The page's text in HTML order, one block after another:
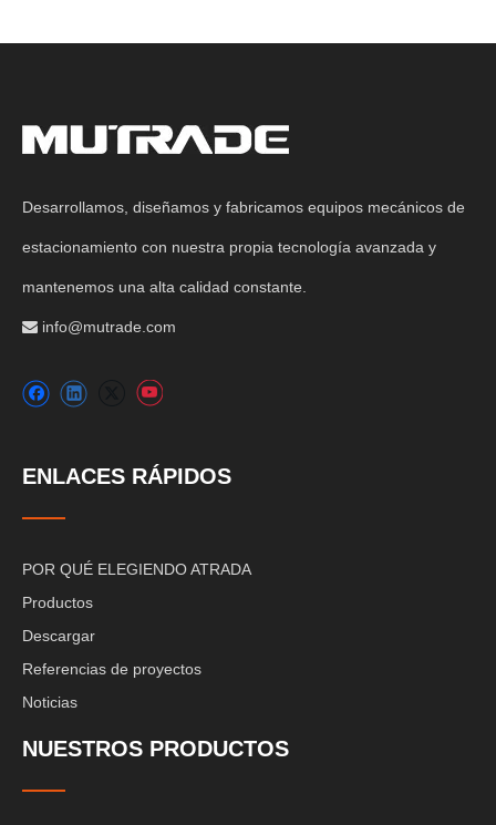
Desarrollamos, diseñamos y fabricamos equipos mecánicos de
estacionamiento con nuestra propia tecnología avanzada y
mantenemos una alta calidad constante.
 info@mutrade.com
ENLACES RÁPIDOS
POR QUÉ ELEGIENDO ATRADA
Productos
Descargar
Referencias de proyectos
Noticias
NUESTROS PRODUCTOS